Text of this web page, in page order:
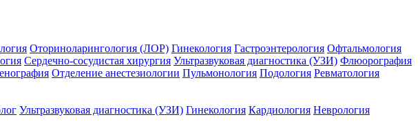
Оториноларингология (ЛОР) Гинекология Гастроэнтерология Офтальмология
Сердечно-сосудистая хирургия Ультразвуковая диагностика (УЗИ) Флюорография
Отделение анестезиологии Пульмонология Подология Ревматология
Ультразвуковая диагностика (УЗИ) Гинекология Кардиология Неврология